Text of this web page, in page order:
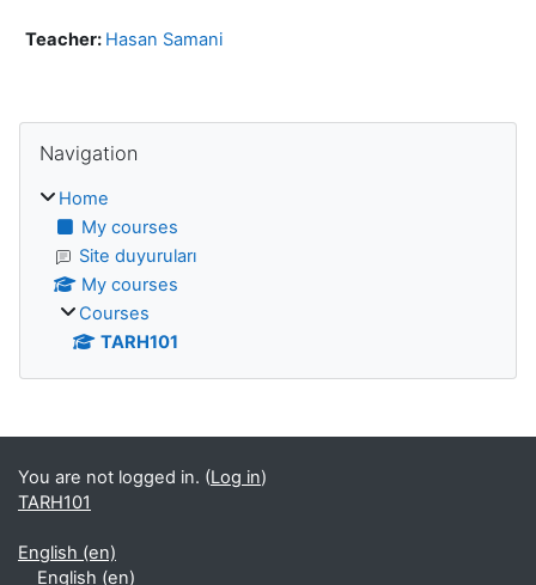
Teacher: Hasan Samani
Blocks
Navigation
Home
My courses
Site duyuruları
My courses
Courses
TARH101
Blocks
You are not logged in. (Log in)
TARH101
English ‎(en)‎
English ‎(en)‎